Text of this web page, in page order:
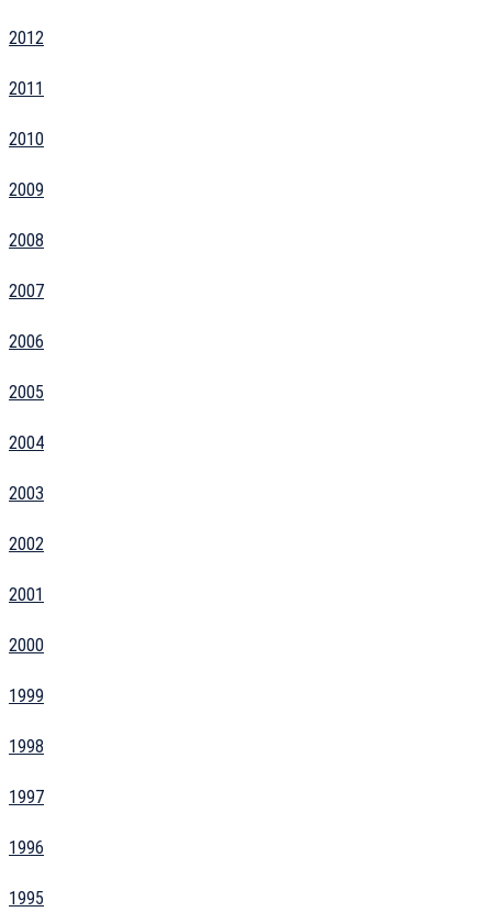
2012
2011
2010
2009
2008
2007
2006
2005
2004
2003
2002
2001
2000
1999
1998
1997
1996
1995